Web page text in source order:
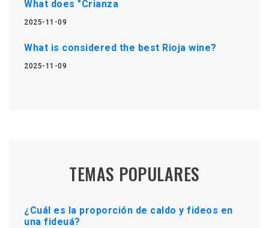
What does "Crianza
2025-11-09
What is considered the best Rioja wine?
2025-11-09
TEMAS POPULARES
¿Cuál es la proporción de caldo y fideos en
una fideuá?